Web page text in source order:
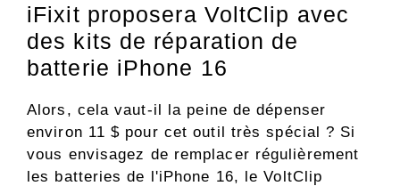
iFixit proposera VoltClip avec
des kits de réparation de
batterie iPhone 16
Alors, cela vaut-il la peine de dépenser
environ 11 $ pour cet outil très spécial ? Si
vous envisagez de remplacer régulièrement
les batteries de l'iPhone 16, le VoltClip